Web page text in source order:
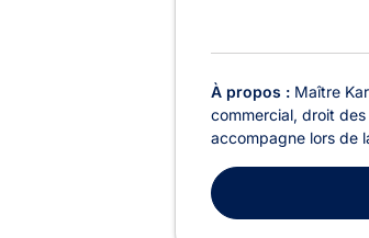
À propos : Maître
commercial, droit
accompagne lors de